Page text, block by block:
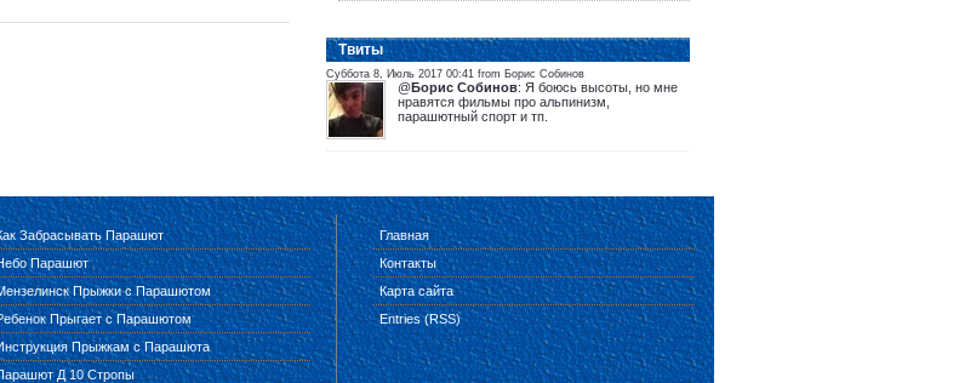
Tвиты
Суббота 8, Июль 2017 00:41 from Борис Собинов
@Борис Собинов: Я боюсь высоты, но мне
нравятся фильмы про альпинизм,
парашютный спорт и тп.
Забрасывать Парашют
Парашют
Прыжки с Парашютом
Прыгает с Парашютом
Прыжкам с Парашюта
Д 10 Стропы
Главная
Контакты
Карта сайта
Entries (RSS)